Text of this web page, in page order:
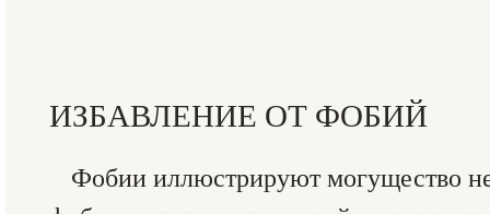
ИЗБАВЛЕНИЕ ОТ ФОБИЙ
Фобии иллюстрируют могущество